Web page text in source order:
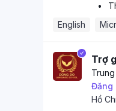
•
English
Trợ
Đăng
Hồ